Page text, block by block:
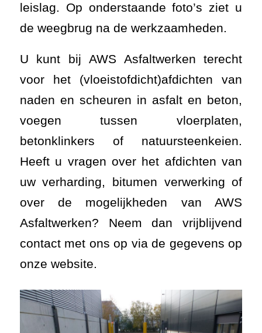
leislag. Op onderstaande foto’s ziet u
de weegbrug na de werkzaamheden.
U kunt bij AWS Asfaltwerken terecht
voor het (vloeistofdicht)afdichten van
naden en scheuren in asfalt en beton,
voegen tussen vloerplaten,
betonklinkers of natuursteenkeien.
Heeft u vragen over het afdichten van
uw verharding, bitumen verwerking of
over de mogelijkheden van AWS
Asfaltwerken? Neem dan vrijblijvend
contact met ons op via de gegevens op
onze website.